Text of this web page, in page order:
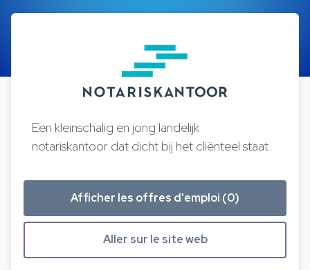
Een kleinschalig en jong landelijk
notariskantoor dat dicht bij het cliënteel staat.
Afficher les offres d'emploi (0)
Aller sur le site web